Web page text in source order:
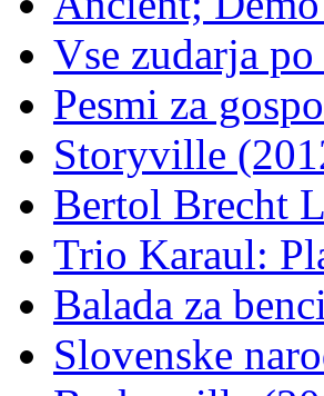
Vse zudarja
Pesmi za
Storyville
Bertol Brecht
Trio Karaul:
Balada za
Slovenske